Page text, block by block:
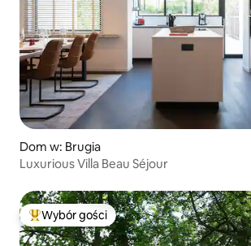
Dom w: Brugia
Luxurious Villa Beau Séjour
Najpopularniejsze z kategorii Wybór gości
Wybór gości